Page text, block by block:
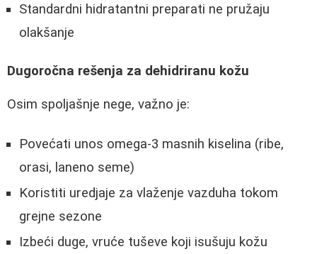
Standardni hidratantni preparati ne pružaju
olakšanje
Dugoročna rešenja za dehidriranu kožu
Osim spoljašnje nege, važno je:
Povećati unos omega-3 masnih kiselina (ribe,
orasi, laneno seme)
Koristiti uredjaje za vlaženje vazduha tokom
grejne sezone
Izbeći duge, vruće tuševe koji isušuju kožu